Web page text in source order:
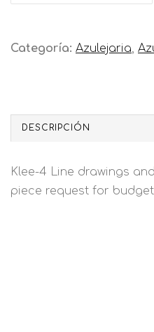
Categoría: Azulejaria,
DESCRIPCIÓN
Klee-4 Line drawings
piece request for